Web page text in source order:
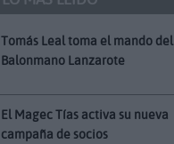
Tomás Leal toma el mando del
Balonmano Lanzarote
El Magec Tías activa su nueva
campaña de socios